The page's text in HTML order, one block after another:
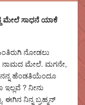
ಮೇಲೆ ಸಾಧನೆ ಯಾಕೆ
ನೋಡಲು
ನಾಮದ ಮೇಲೆ. ಮಗನೇ,
ನನ್ನ ಹೆಂಡತಿಯೆಂದೂ
? ನೀನು
ಈಗಿನ ನಿನ್ನ ಬ್ರಹ್ಮನ್